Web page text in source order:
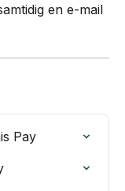
en e-mail
Pay